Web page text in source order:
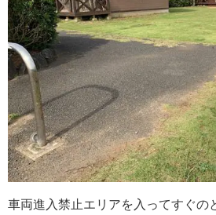
車両進入禁止エリアを入ってすぐの